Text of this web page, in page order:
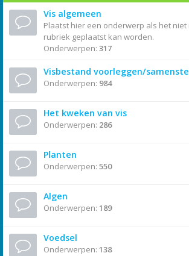
Vis algemeen
Plaatst hier een onderwerp als het
rubriek geplaatst kan worden.
Onderwerpen: 317
Visbestand voorleggen/
Onderwerpen: 984
Het kweken van vis
Onderwerpen: 286
Planten
Onderwerpen: 550
Algen
Onderwerpen: 189
Voedsel
Onderwerpen: 138